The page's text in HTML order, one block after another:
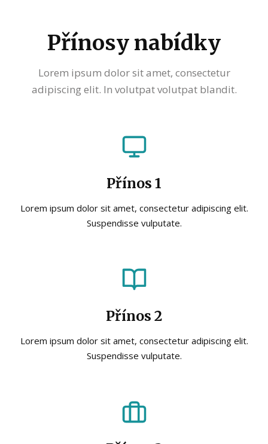
Přínosy nabídky
Lorem ipsum dolor sit amet, consectetur
adipiscing elit. In volutpat volutpat blandit.
Přínos 1
Lorem ipsum dolor sit amet, consectetur adipiscing elit.
Suspendisse vulputate.
Přínos 2
Lorem ipsum dolor sit amet, consectetur adipiscing elit.
Suspendisse vulputate.